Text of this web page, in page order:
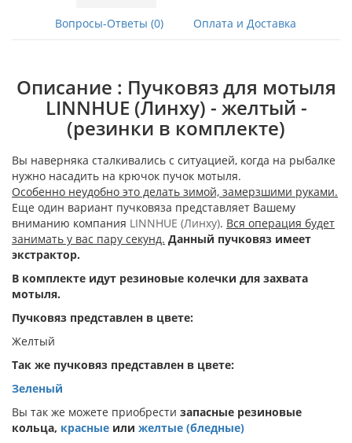
Вопросы-Ответы (0) Оплата и Доставка
Описание : Пучковяз для мотыля
LINNHUE (Линху) - желтый -
(резинки в комплекте)
Вы наверняка сталкивались с ситуацией, когда на рыбалке
нужно насадить на крючок пучок мотыля.
Особенно неудобно это делать зимой, замерзшими руками.
Еще один вариант пучковяза представляет Вашему
вниманию компания LINNHUE (Линху). Вся операция будет
занимать у вас пару секунд. Данный пучковяз имеет
экстрактор.
В комплекте идут резиновые колечки для захвата
мотыля.
Пучковяз представлен в цвете:
Желтый
Так же пучковяз представлен в цвете:
Зеленый
Вы так же можете приобрести запасные резиновые
кольца, красные или желтые (бледные)